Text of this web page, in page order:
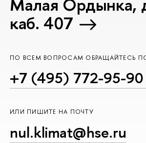
каб. 407
ПО ВСЕМ ВОПРОСАМ ОБРАЩАЙТЕСЬ
+7 (495) 772-95-
ИЛИ ПИШИТЕ НА ПОЧТУ
nul.klimat@hse.ru